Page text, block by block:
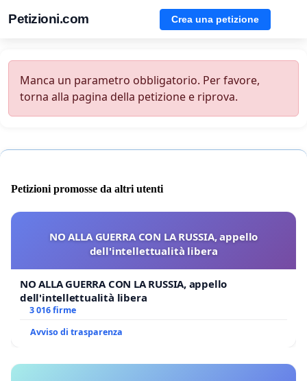
Petizioni.com Crea una petizione
Manca un parametro obbligatorio. Per favore,
torna alla pagina della petizione e riprova.
Petizioni promosse da altri utenti
NO ALLA GUERRA CON LA RUSSIA, appello
dell'intellettualità libera
NO ALLA GUERRA CON LA RUSSIA, appello
dell'intellettualità libera
3 016 firme
Avviso di trasparenza